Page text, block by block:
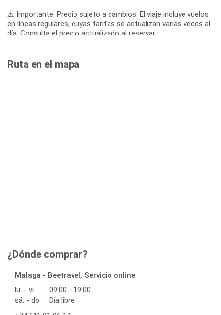
⚠️ Importante: Precio sujeto a cambios. El viaje incluye vuelos
en líneas regulares, cuyas tarifas se actualizan varias veces al
día. Consulta el precio actualizado al reservar.
Ruta en el mapa
¿Dónde comprar?
Malaga - Beetravel, Servicio online
lu. - vi.
09:00 - 19:00
sá. - do.
Día libre